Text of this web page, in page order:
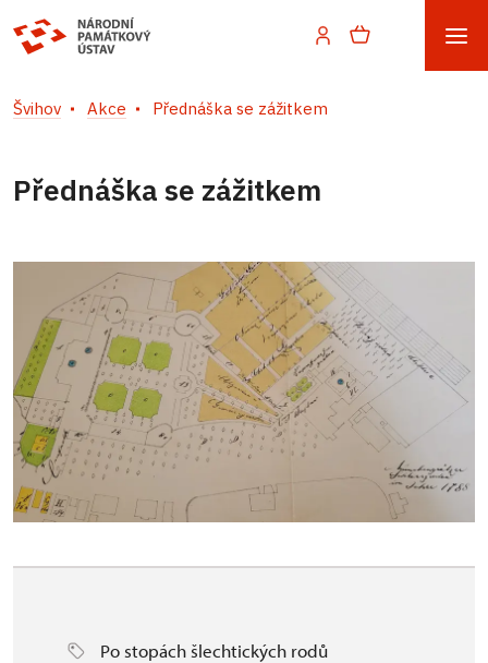
Švihov Akce Přednáška se zážitkem
Přednáška se zážitkem
Po stopách šlechtických rodů